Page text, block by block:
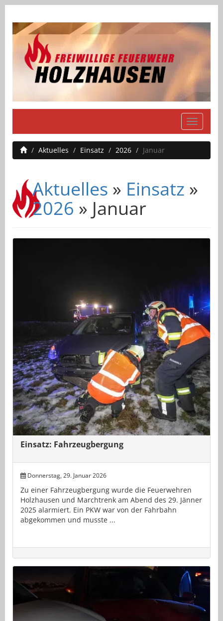
Aktuelles
Einsatz 2026 Januar
Aktuelles » Einsatz »
2026 » Januar
Einsatz: Fahrzeugbergung
Donnerstag, 29. Januar 2026
Zu einer Fahrzeugbergung wurde die Feuerwehren
Holzhausen und Marchtrenk am Abend des 29. Jänner
2025 alarmiert. Ein PKW war von der Fahrbahn
abgekommen und musste ...